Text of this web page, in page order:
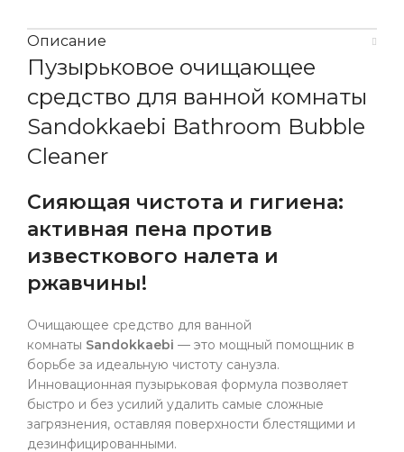
Описание
Пузырьковое очищающее
средство для ванной комнаты
Sandokkaebi Bathroom Bubble
Cleaner
Сияющая чистота и гигиена:
активная пена против
известкового налета и
ржавчины!
Очищающее средство для ванной
комнаты Sandokkaebi — это мощный помощник в
борьбе за идеальную чистоту санузла.
Инновационная пузырьковая формула позволяет
быстро и без усилий удалить самые сложные
загрязнения, оставляя поверхности блестящими и
дезинфицированными.